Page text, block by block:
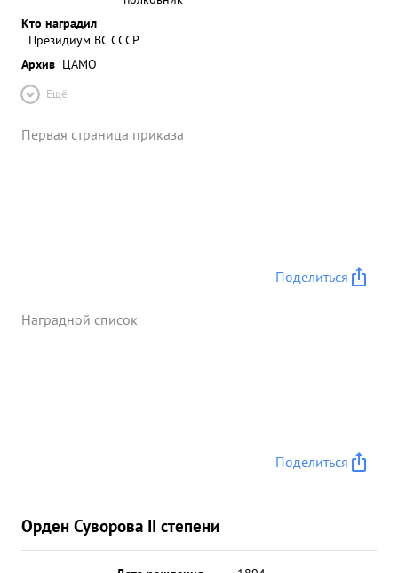
Кто наградил
Президиум ВС СССР
Архив ЦАМО
Ещё
Первая страница приказа
Поделиться
Наградной список
Поделиться
Орден Суворова II степени